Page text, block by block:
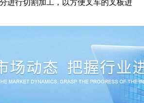
进行切割加工，以方便叉车的叉板进